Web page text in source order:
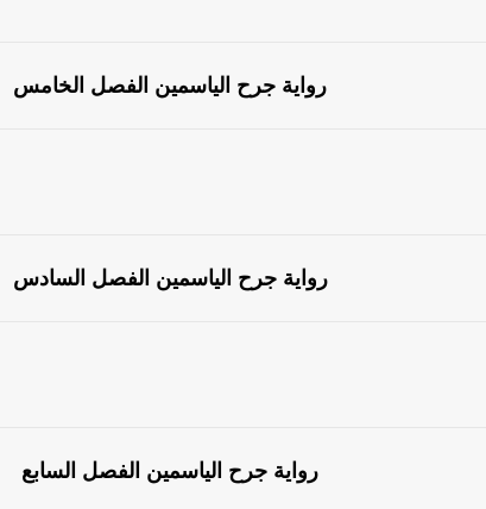
رواية جرح الياسمين الفصل الخامس
رواية جرح الياسمين الفصل السادس
رواية جرح الياسمين الفصل السابع